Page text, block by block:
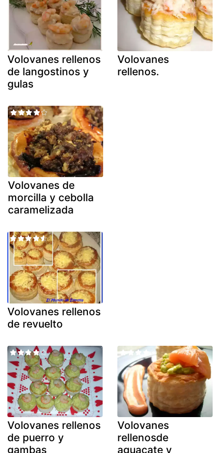
Volovanes rellenos
de langostinos y
gulas
Volovanes
rellenos.
Volovanes de
morcilla y cebolla
caramelizada
Volovanes rellenos
de revuelto
Volovanes rellenos
de puerro y
gambas
Volovanes
rellenosde
aguacate y